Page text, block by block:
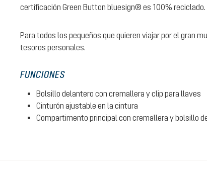
certificación Green Button bluesign® es 100% reciclado.
Para todos los pequeños que quieren viajar por el gran
tesoros personales.
FUNCIONES
Bolsillo delantero con cremallera y clip para llaves
Cinturón ajustable en la cintura
Compartimento principal con cremallera y bolsillo